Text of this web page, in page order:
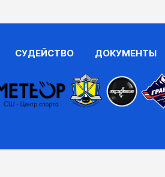
СУДЕЙСТВО ДОКУМЕНТЫ